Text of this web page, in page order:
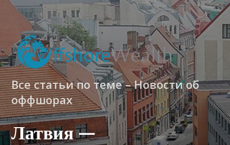
Все статьи по теме – Новости об
оффшорах
Латвия —